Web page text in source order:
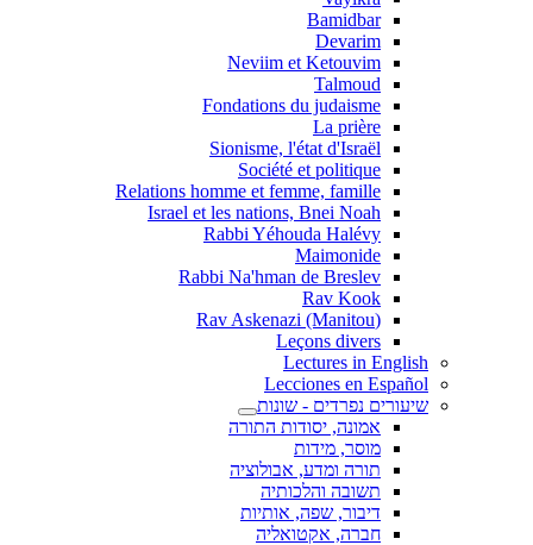
Bamidbar
Devarim
Neviim et Ketouvim
Talmoud
Fondations du judaisme
La prière
Sionisme, l'état d'Israël
Société et politique
Relations homme et femme, famille
Israel et les nations, Bnei Noah
Rabbi Yéhouda Halévy
Maimonide
Rabbi Na'hman de Breslev
Rav Kook
(Rav Askenazi (Manitou
Leçons divers
Lectures in English
Lecciones en Español
שיעורים נפרדים - שונות
אמונה, יסודות התורה
מוסר, מידות
תורה ומדע, אבולוציה
תשובה והלכותיה
דיבור, שפה, אותיות
חברה, אקטואליה